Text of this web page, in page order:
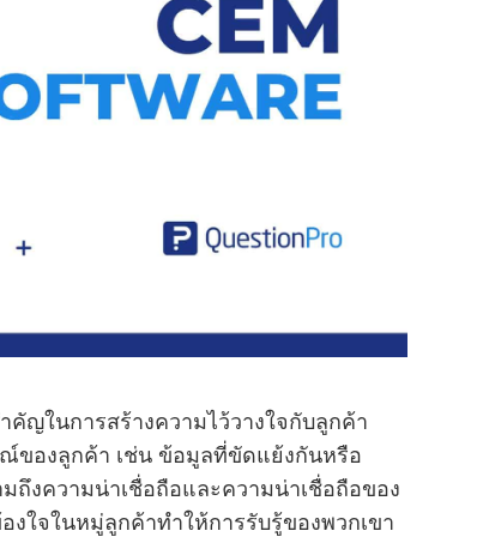
ญในการสร้างความไว้วางใจกับลูกค้า
ของลูกค้า เช่น ข้อมูลที่ขัดแย้งกันหรือ
ถึงความน่าเชื่อถือและความน่าเชื่อถือของ
ใจในหมู่ลูกค้าทําให้การรับรู้ของพวกเขา